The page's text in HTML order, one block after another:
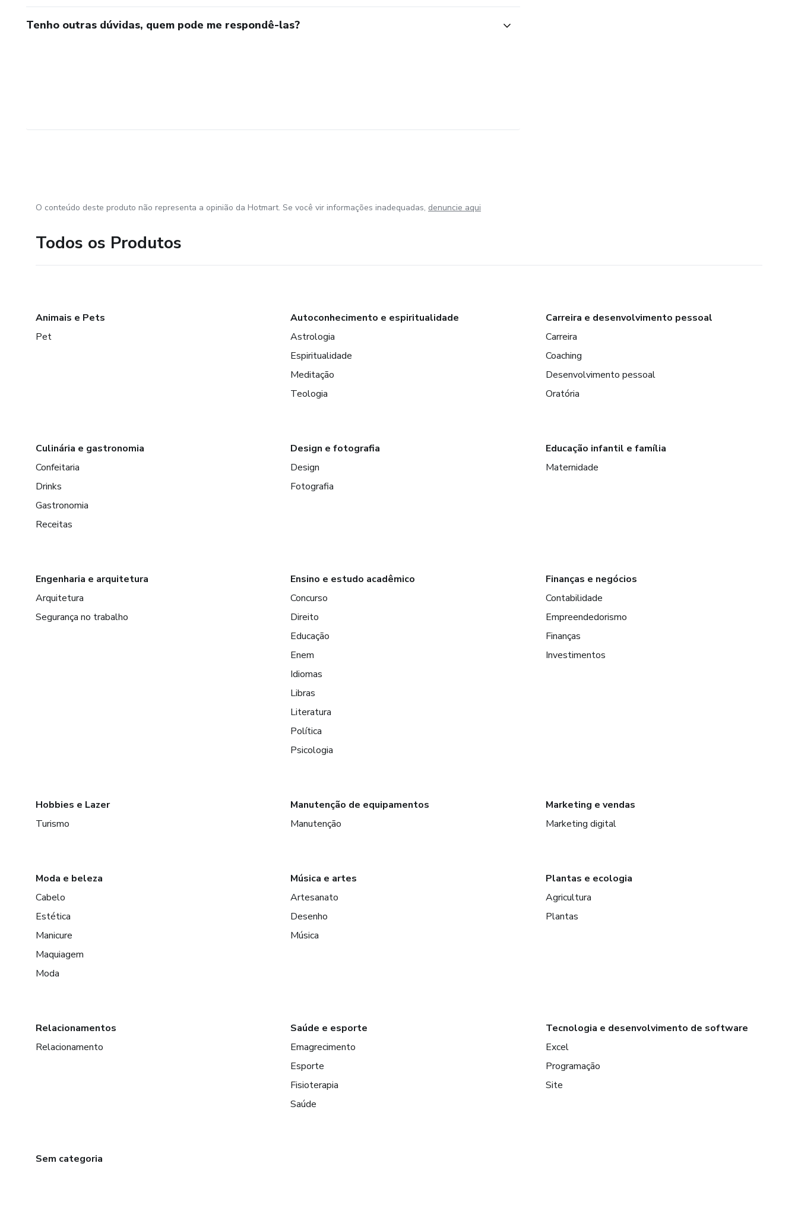
Tenho outras dúvidas, quem pode me respondê-las?
O conteúdo deste produto não representa a opinião da Hotmart. Se você vir informações inadequadas, denuncie aqui
Todos os Produtos
Animais e Pets
Pet
Autoconhecimento e espiritualidade
Astrologia
Espiritualidade
Meditação
Teologia
Carreira e desenvolvimento pessoal
Carreira
Coaching
Desenvolvimento pessoal
Oratória
Culinária e gastronomia
Confeitaria
Drinks
Gastronomia
Receitas
Design e fotografia
Design
Fotografia
Educação infantil e família
Maternidade
Engenharia e arquitetura
Arquitetura
Segurança no trabalho
Ensino e estudo acadêmico
Concurso
Direito
Educação
Enem
Idiomas
Libras
Literatura
Política
Psicologia
Finanças e negócios
Contabilidade
Empreendedorismo
Finanças
Investimentos
Hobbies e Lazer
Turismo
Manutenção de equipamentos
Manutenção
Marketing e vendas
Marketing digital
Moda e beleza
Cabelo
Estética
Manicure
Maquiagem
Moda
Música e artes
Artesanato
Desenho
Música
Plantas e ecologia
Agricultura
Plantas
Relacionamentos
Relacionamento
Saúde e esporte
Emagrecimento
Esporte
Fisioterapia
Saúde
Tecnologia e desenvolvimento de software
Excel
Programação
Site
Sem categoria